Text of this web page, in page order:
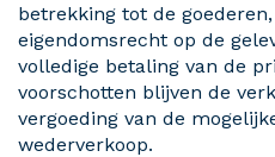
betrekking tot de
eigendomsrecht op de
volledige betaling van de
voorschotten blijven de
vergoeding van de
wederverkoop.